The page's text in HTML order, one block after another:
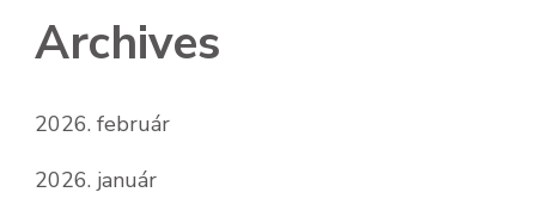
Archives
2026. február
2026. január